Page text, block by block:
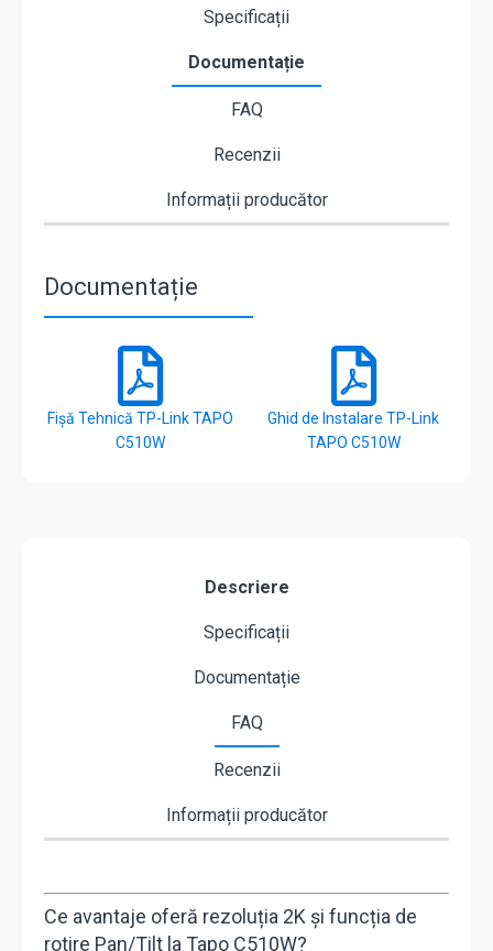
Specificații
Documentație
FAQ
Recenzii
Informații producător
Documentație
Fișă Tehnică TP-Link TAPO
C510W
Ghid de Instalare TP-Link
TAPO C510W
Descriere
Specificații
Documentație
FAQ
Recenzii
Informații producător
Ce avantaje oferă rezoluția 2K și funcția de
rotire Pan/Tilt la Tapo C510W?